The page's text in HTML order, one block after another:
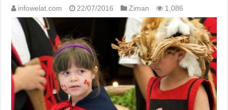
infowelat.com 22/07/2016 Ziman 1,086